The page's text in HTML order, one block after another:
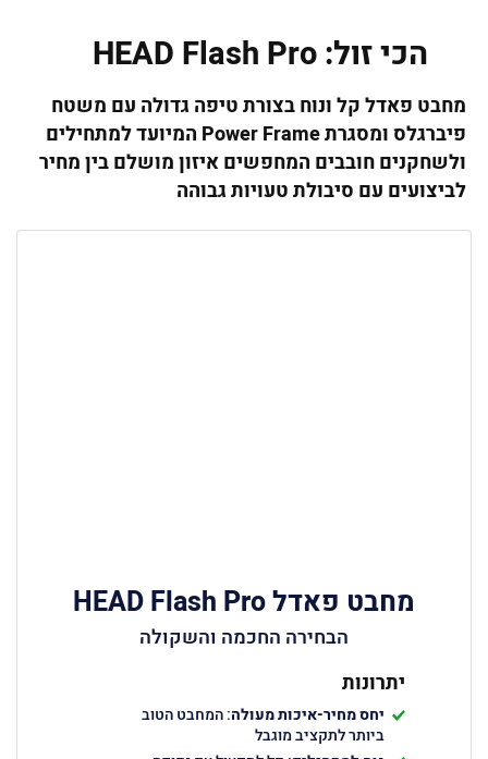
הכי זול: HEAD Flash Pro
מחבט פאדל קל ונוח בצורת טיפה גדולה עם משטח
פיברגלס ומסגרת
המיועד למתחילים
ולשחקנים חובבים המחפשים איזון מושלם בין מחיר
לביצועים עם סיבולת טעויות גבוהה
מחבט פאדל HEAD Flash Pro
הבחירה החכמה והשקולה
יתרונות
יחס מחיר-איכות מעולה: המחבט הטוב
ביותר לתקציב מוגבל